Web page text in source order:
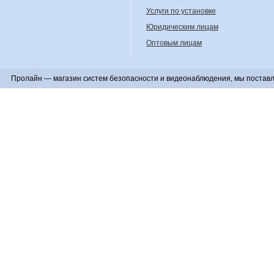
Услуги по установке
Юридическим лицам
Оптовым лицам
Пролайн — магазин систем безопасности и видеонаблюдения, мы